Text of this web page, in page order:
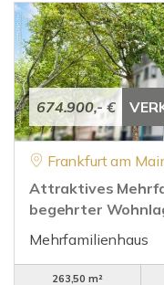
674.900,- €
Frankfurt am
Attraktives
begehrter
Mehrfamilienhaus
263,50 m²